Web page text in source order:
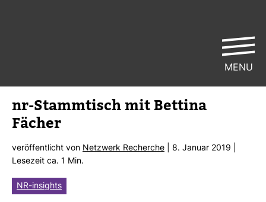
nr-​Stamm­tisch mit Bet­tina
Fächer
ver­öf­fent­licht von Netz­werk Recherche | 8. Januar 2019 |
Lese­zeit ca. 1 Min.
NR-insights
MENU